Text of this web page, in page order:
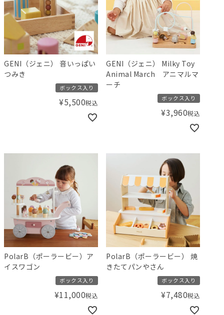
GENI（ジェニ） 音いっぱい
つみき
ボックス入り
¥5,500税込
GENI（ジェニ） Milky Toy
Animal March アニマルマ
ーチ
ボックス入り
¥3,960税込
PolarB（ポーラービー）ア
イスワゴン
ボックス入り
¥11,000税込
PolarB（ポーラービー） 焼
きたてパンやさん
ボックス入り
¥7,480税込